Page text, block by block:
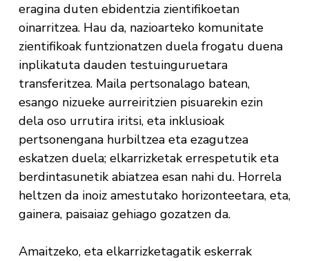
eragina duten ebidentzia zientifikoetan
oinarritzea. Hau da, nazioarteko komunitate
zientifikoak funtzionatzen duela frogatu duena
inplikatuta dauden testuinguruetara
transferitzea. Maila pertsonalago batean,
esango nizueke aurreiritzien pisuarekin ezin
dela oso urrutira iritsi, eta inklusioak
pertsonengana hurbiltzea eta ezagutzea
eskatzen duela; elkarrizketak errespetutik eta
berdintasunetik abiatzea esan nahi du. Horrela
heltzen da inoiz amestutako horizonteetara, eta,
gainera, paisaiaz gehiago gozatzen da.
Amaitzeko, eta elkarrizketagatik eskerrak